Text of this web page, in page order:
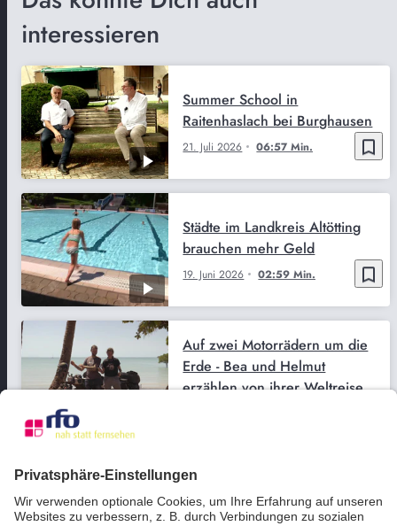
interessieren
bookmark_border
21. Juli 2026 06:57 Min.
Summer School in
Raitenhaslach bei Burghausen
bookmark_border
19. Juni 2026 02:59 Min.
Städte im Landkreis Altötting
brauchen mehr Geld
Auf zwei Motorrädern um die
Erde - Bea und Helmut
erzählen von ihrer Weltreise
Look into the future goes
Studienkirche